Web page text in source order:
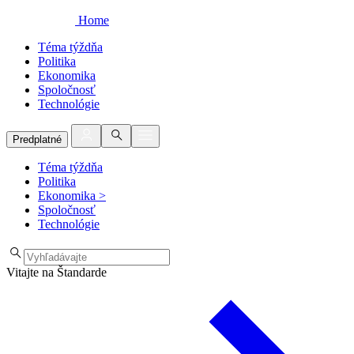
Home
Téma týždňa
Politika
Ekonomika
Spoločnosť
Technológie
Predplatné
Téma týždňa
Politika
Ekonomika >
Spoločnosť
Technológie
Vitajte na Štandarde